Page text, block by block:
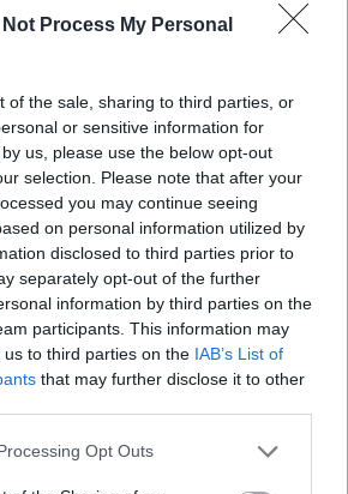
Not Process My Personal
of the sale, sharing to third parties, or
or sensitive information for
us, please use the below opt-out
selection. Please note that after your
you may continue seeing
on personal information utilized by
disclosed to third parties prior to
separately opt-out of the further
information by third parties on the
participants. This information may
to third parties on the IAB’s List of
that may further disclose it to other
Opt Outs
Ver perfil
Ver perfil